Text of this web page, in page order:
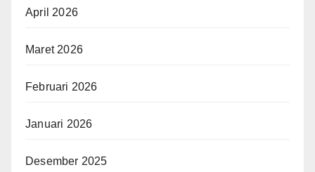
April 2026
Maret 2026
Februari 2026
Januari 2026
Desember 2025